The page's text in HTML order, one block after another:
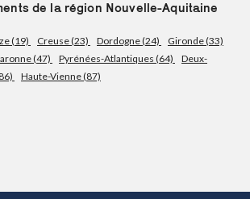
de la région Nouvelle-Aquitaine
(19) Creuse (23) Dordogne (24)
Gironde (33)
(47) Pyrénées-Atlantiques (64)
Deux-
Haute-Vienne (87)